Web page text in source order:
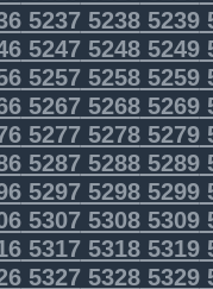
523752385239
524752485249
525752585259
526752685269
527752785279
528752885289
529752985299
530753085309
531753185319
532753285329